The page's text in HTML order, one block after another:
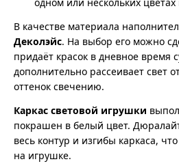
В качестве материала
Деколэйс. На выбор его можно
придаёт красок в дневное время
дополнительно рассеивает свет
оттенок свечению.
Каркас световой игрушки
покрашен в белый цвет.
весь контур и изгибы каркаса,
на игрушке.